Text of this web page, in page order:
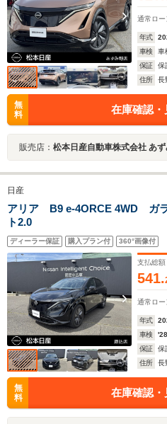
通常ロー
年式
車検
車
保証
保
住所
長
無
料
在庫確認・
販売店： 松本日産自動車株式会社 あ
日産
アリア B9 e-4ORCE 4WD ガ
ト2.0
ディーラー保証 購入プラン付 360°画像付
支払総額
541.
通常ロー
年式
車検
保証
保
住所
長
無
料
在庫確認・